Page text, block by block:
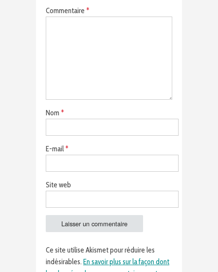
Commentaire *
Nom *
E-mail*
Site web
Ce site utilise Akismet pour réduire les
indésirables. En savoir plus sur la façon dont